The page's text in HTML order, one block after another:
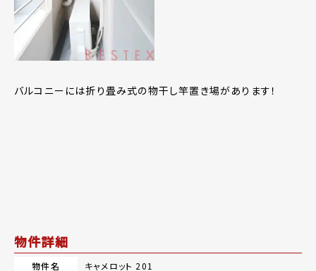
バルコニーには折り畳み式の物干し竿置き場があります！
物件詳細
物件名 キャメロット 201